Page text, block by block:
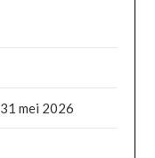
31 mei 2026